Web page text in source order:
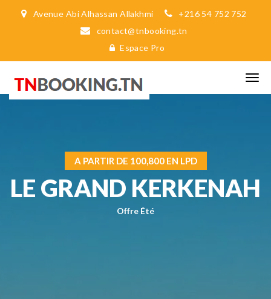
Avenue Abi Alhassan Allakhmi
+216 54 752 752
contact@tnbooking.tn
Espace Pro
A PARTIR DE 100,800 EN LPD
LE GRAND KERKENAH
Offre Été